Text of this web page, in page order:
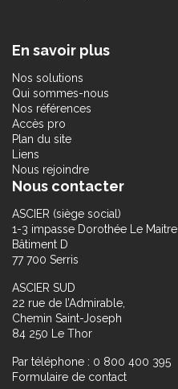
En savoir plus
Nos solutions
Qui sommes-nous
Nos références
Accès pro
Plan du site
Liens
Nous rejoindre
Nous contacter
ASCIER (siège social)
1-3 impasse Dorothée Le Maitre
Bâtiment D
77 700 Serris
ASCIER SUD
22 rue de l’Admirable,
Chemin Saint-Joseph
84 250 Le Thor
Par téléphone : 0 800 400 395
Formulaire de contact